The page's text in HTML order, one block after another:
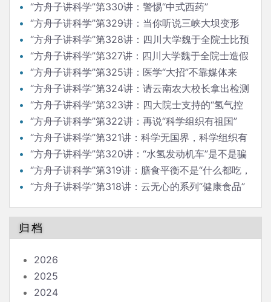
“方舟子讲科学”第330讲：警惕“中式西药”
“方舟子讲科学”第329讲：当你听说三峡大坝变形
“方舟子讲科学”第328讲：四川大学魏于全院士比预
料的还大胆
“方舟子讲科学”第327讲：四川大学魏于全院士造假
越来越大胆
“方舟子讲科学”第325讲：医学“大招”不靠媒体来
“放”“方舟子讲科学”第324讲：请云南农大校长拿出检测
普洱茶论文来
“方舟子讲科学”第323讲：四大院士支持的“氢气控
癌”是真的吗？
“方舟子讲科学”第322讲：再说“科学组织有祖国”
“方舟子讲科学”第321讲：科学无国界，科学组织有
祖国“方舟子讲科学”第320讲：“水氢发动机车”是不是骗
局？“方舟子讲科学”第319讲：膳食平衡不是“什么都吃，
什么都不多吃”
“方舟子讲科学”第318讲：云无心的系列“健康食品”
归档
2026
2025
2024